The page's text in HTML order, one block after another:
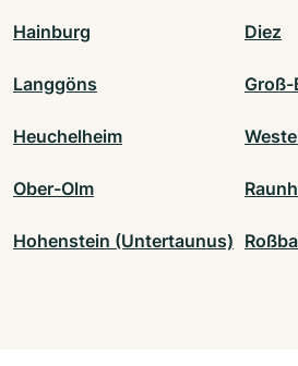
Hainburg Diez
Langgöns Groß-
Heuchelheim
Ober-Olm
Hohenstein (Untertaunus)